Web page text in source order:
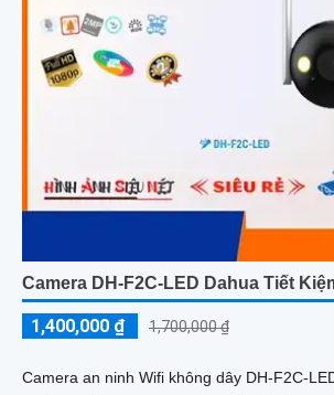
Camera DH-F2C-LED Dahua Tiết
1,400,000 ₫ 1,700,000 ₫
Camera an ninh Wifi không dây DH-F2C-